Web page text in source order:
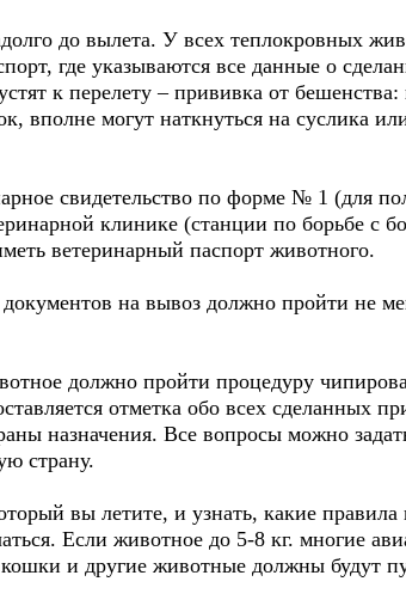
до вылета. У всех теплокровных
где указываются все данные о
к перелету – прививка от
вполне могут наткнуться на суслика
свидетельство по форме № 1 (для
клинике (станции по борьбе с
ветеринарный паспорт животного.
на вывоз должно пройти не
должно пройти процедуру
отметка обо всех сделанных
назначения. Все вопросы можно
страну.
вы летите, и узнать, какие
Если животное до 5-8 кг. многие
и другие животные должны будут